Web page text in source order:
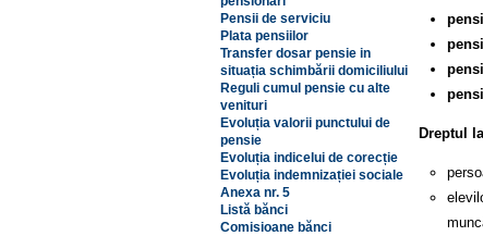
Pensii de serviciu
Plata pensiilor
Transfer dosar pensie in
situația schimbării domiciliului
Reguli cumul pensie cu alte
venituri
Evoluția valorii punctului de
pensie
Evoluția indicelui de corecție
Evoluția indemnizației sociale
Anexa nr. 5
Listă bănci
Comisioane bănci
Dreptul